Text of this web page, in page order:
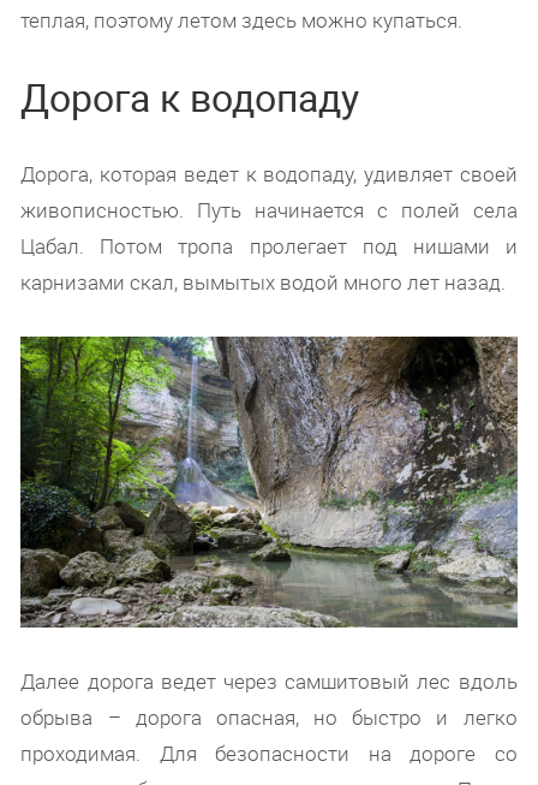
теплая, поэтому летом здесь можно купаться.
Дорога к водопаду
Дорога, которая ведет к водопаду, удивляет своей
живописностью. Путь начинается с полей села
Цабал. Потом тропа пролегает под нишами и
карнизами скал, вымытых водой много лет назад.
Далее дорога ведет через самшитовый лес вдоль
обрыва – дорога опасная, но быстро и легко
проходимая. Для безопасности на дороге со